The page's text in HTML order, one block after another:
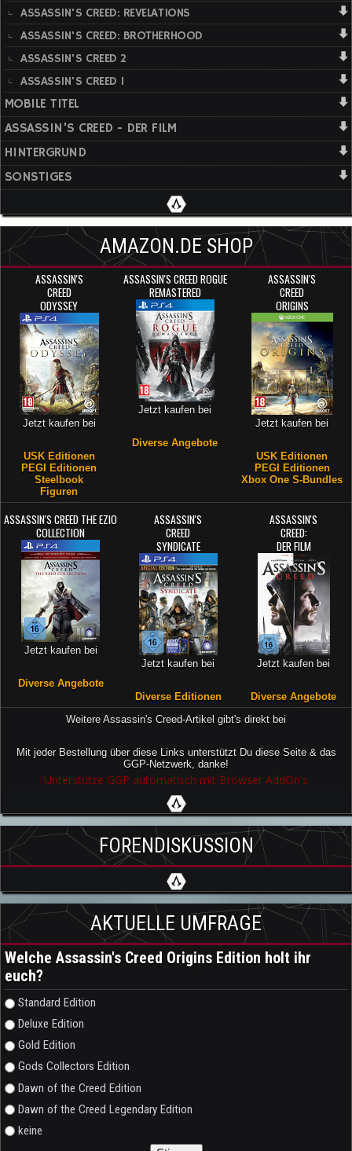
ASSASSIN'S CREED: REVELATIONS
ASSASSIN'S CREED: BROTHERHOOD
ASSASSIN'S CREED 2
ASSASSIN'S CREED 1
MOBILE TITEL
ASSASSIN'S CREED - DER FILM
HINTERGRUND
SONSTIGES
AMAZON.DE SHOP
ASSASSIN'S
CREED
ODYSSEY
Jetzt kaufen bei
USK Editionen
PEGI Editionen
Steelbook
Figuren
ASSASSIN'S CREED ROGUE
REMASTERED
Jetzt kaufen bei
Diverse Angebote
ASSASSIN'S
CREED
ORIGINS
Jetzt kaufen bei
USK Editionen
PEGI Editionen
Xbox One S-Bundles
ASSASSIN'S CREED THE EZIO
COLLECTION
Jetzt kaufen bei
Diverse Angebote
ASSASSIN'S
CREED
SYNDICATE
Jetzt kaufen bei
Diverse Editionen
ASSASSIN'S
CREED:
DER FILM
Jetzt kaufen bei
Diverse Angebote
Weitere Assassin's Creed-Artikel gibt's direkt bei
Mit jeder Bestellung über diese Links unterstützt Du diese Seite & das
GGP-Netzwerk, danke!
Unterstütze GGP automatisch mit Browser AddOn's
FORENDISKUSSION
AKTUELLE UMFRAGE
Welche Assassin's Creed Origins Edition holt ihr
euch?
Auswahlmöglichkeiten
Standard Edition
Deluxe Edition
Gold Edition
Gods Collectors Edition
Dawn of the Creed Edition
Dawn of the Creed Legendary Edition
keine